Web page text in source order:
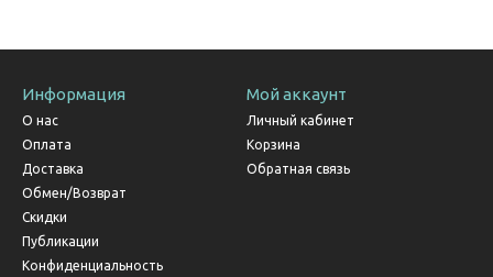
Информация
О нас
Оплата
Доставка
Обмен/Возврат
Скидки
Публикации
Конфиденциальность
Мой аккаунт
Личный кабинет
Корзина
Обратная связь